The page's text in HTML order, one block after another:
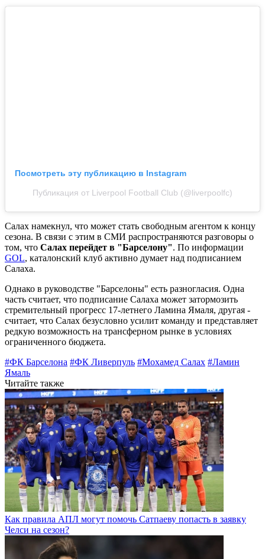
Посмотреть эту публикацию в Instagram
Публикация от Liverpool Football Club (@liverpoolfc)
Салах намекнул, что может стать свободным агентом к концу
сезона. В связи с этим в СМИ распространяются разговоры о
том, что Салах перейдет в "Барселону". По информации
GOL, каталонский клуб активно думает над подписанием
Салаха.
Однако в руководстве "Барселоны" есть разногласия. Одна
часть считает, что подписание Салаха может затормозить
стремительный прогресс 17-летнего Ламина Ямаля, другая -
считает, что Салах безусловно усилит команду и представляет
редкую возможность на трансферном рынке в условиях
ограниченного бюджета.
#ФК Барселона #ФК Ливерпуль #Мохамед Салах #Ламин
Ямаль
Читайте также
Как правила АПЛ могут помочь Сатпаеву попасть в заявку
Челси на сезон?